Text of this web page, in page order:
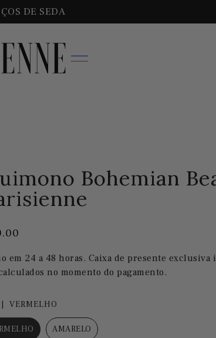
DE SEDA
Bohemian
em 24 a 48 horas. Caixa de presente exclusiva
no momento do pagamento.
VERMELHO
AMARELO